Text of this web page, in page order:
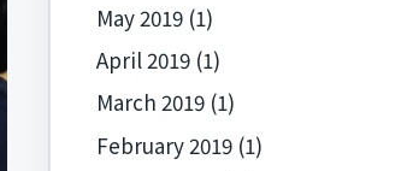
May 2019(1)
April 2019(1)
March 2019(1)
February 2019(1)